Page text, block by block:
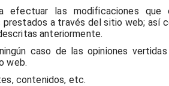
efectuar las modificaciones que
prestados a través del sitio web; así
anteriormente.
caso de las opiniones
web.
contenidos, etc.